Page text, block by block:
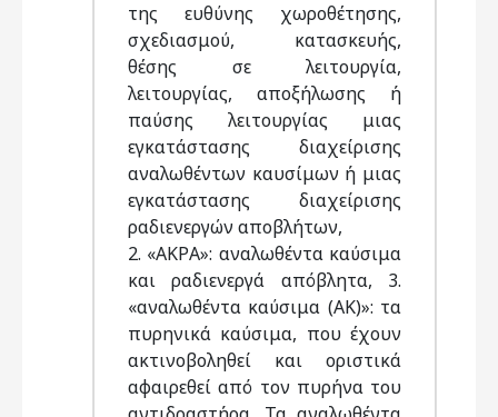
της ευθύνης χωροθέτησης,
σχεδιασμού, κατασκευής,
θέσης σε λειτουργία,
λειτουργίας, αποξήλωσης ή
παύσης λειτουργίας μιας
εγκατάστασης διαχείρισης
αναλωθέντων καυσίμων ή μιας
εγκατάστασης διαχείρισης
ραδιενεργών αποβλήτων,
2. «ΑΚΡΑ»: αναλωθέντα καύσιμα
και ραδιενεργά απόβλητα, 3.
«αναλωθέντα καύσιμα (ΑΚ)»: τα
πυρηνικά καύσιμα, που έχουν
ακτινοβοληθεί και οριστικά
αφαιρεθεί από τον πυρήνα του